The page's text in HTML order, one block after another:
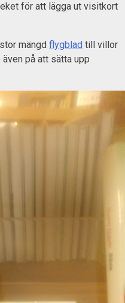
för att lägga ut visitkort
mängd flygblad till villor
på att sätta upp